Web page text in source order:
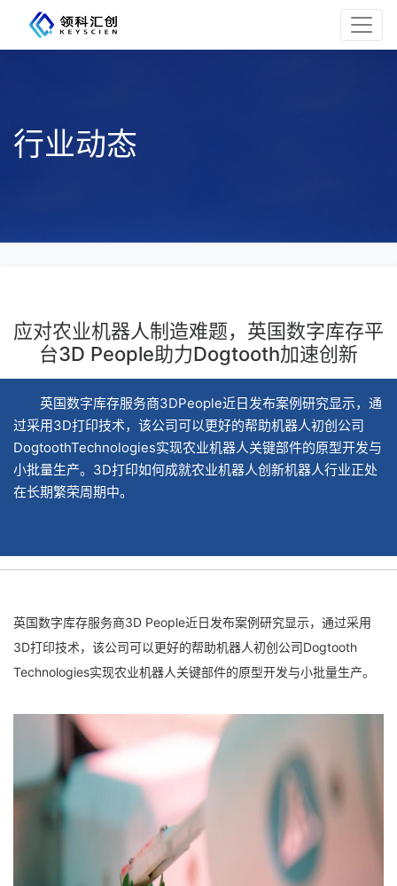
行业动态
应对农业机器人制造难题，英国数字库存平
台3D People助力Dogtooth加速创新
英国数字库存服务商3DPeople近日发布案例研究显示，通
过采用3D打印技术，该公司可以更好的帮助机器人初创公司
DogtoothTechnologies实现农业机器人关键部件的原型开发与
小批量生产。3D打印如何成就农业机器人创新机器人行业正处
在长期繁荣周期中。
英国数字库存服务商3D People近日发布案例研究显示，通过采用
3D打印技术，该公司可以更好的帮助机器人初创公司Dogtooth
Technologies实现农业机器人关键部件的原型开发与小批量生产。